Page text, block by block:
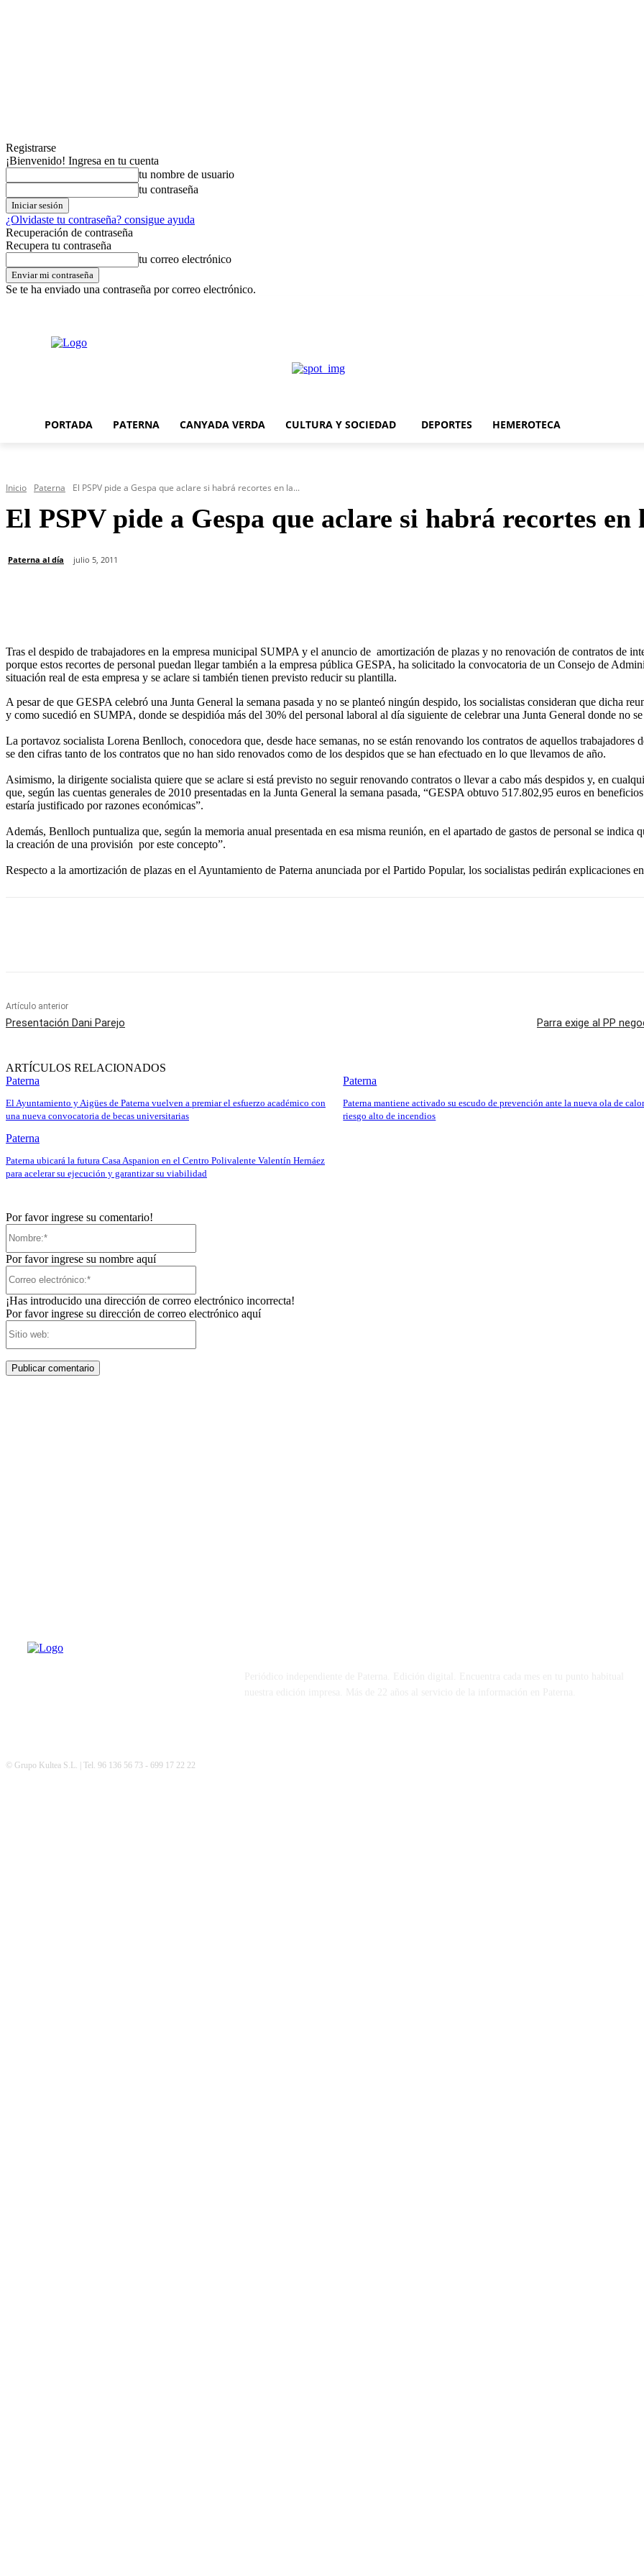
Registrarse
¡Bienvenido! Ingresa en tu cuenta
tu nombre de usuario
tu contraseña
¿Olvidaste tu contraseña? consigue ayuda
Recuperación de contraseña
Recupera tu contraseña
tu correo electrónico
Se te ha enviado una contraseña por correo electrónico.
PORTADA PATERNA CANYADA VERDA CULTURA Y SOCIEDAD DEPORTES HEMEROTECA
Inicio Paterna El PSPV pide a Gespa que aclare si habrá recortes en la...
El PSPV pide a Gespa que aclare si habrá recortes
Paterna al día julio 5, 2011
Tras el despido de trabajadores en la empresa municipal SUMPA y el anuncio de amortización de plazas y no renovación de contratos de
porque estos recortes de personal puedan llegar también a la empresa pública GESPA, ha solicitado la convocatoria de un Consejo de
situación real de esta empresa y se aclare si también tienen previsto reducir su plantilla.
A pesar de que GESPA celebró una Junta General la semana pasada y no se planteó ningún despido, los socialistas consideran que dicha
y como sucedió en SUMPA, donde se despidióa más del 30% del personal laboral al día siguiente de celebrar una Junta General donde no
La portavoz socialista Lorena Benlloch, conocedora que, desde hace semanas, no se están renovando los contratos de aquellos
se den cifras tanto de los contratos que no han sido renovados como de los despidos que se han efectuado en lo que llevamos de año.
Asimismo, la dirigente socialista quiere que se aclare si está previsto no seguir renovando contratos o llevar a cabo más despidos y, en
que, según las cuentas generales de 2010 presentadas en la Junta General la semana pasada, “GESPA obtuvo 517.802,95 euros en
estaría justificado por razones económicas”.
Además, Benlloch puntualiza que, según la memoria anual presentada en esa misma reunión, en el apartado de gastos de personal se indica
la creación de una provisión por este concepto”.
Respecto a la amortización de plazas en el Ayuntamiento de Paterna anunciada por el Partido Popular, los socialistas pedirán explicaciones
Artículo anterior
Presentación Dani Parejo Parra exige al PP
ARTÍCULOS RELACIONADOS
Paterna
El Ayuntamiento y Aigües de Paterna vuelven a premiar el esfuerzo académico con
una nueva convocatoria de becas universitarias
Paterna
Paterna mantiene activado su escudo de prevención ante la nueva ola de
riesgo alto de incendios
Paterna
Paterna ubicará la futura Casa Aspanion en el Centro Polivalente Valentín Hernáez
para acelerar su ejecución y garantizar su viabilidad
Por favor ingrese su comentario!
Por favor ingrese su nombre aquí
¡Has introducido una dirección de correo electrónico incorrecta!
Por favor ingrese su dirección de correo electrónico aquí
© Grupo Kultea S.L. | Tel. 96 136 56 73 - 699 17 22 22